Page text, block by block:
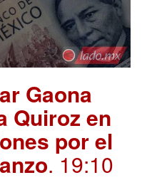
Gaona
Quiroz en
por el
. 19:10